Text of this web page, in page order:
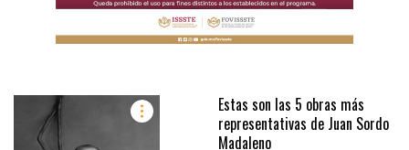
Estas son las 5 obras más
representativas de Juan Sordo
Madaleno